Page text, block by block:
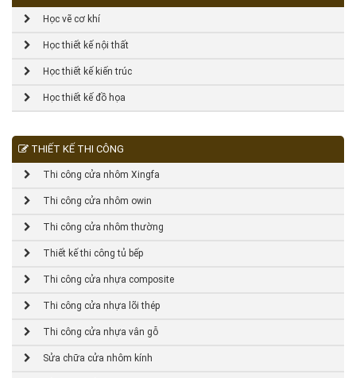
Học vẽ cơ khí
Học thiết kế nội thất
Học thiết kế kiến trúc
Học thiết kế đồ họa
THIẾT KẾ THI CÔNG
Thi công cửa nhôm Xingfa
Thi công cửa nhôm owin
Thi công cửa nhôm thường
Thiết kế thi công tủ bếp
Thi công cửa nhựa composite
Thi công cửa nhựa lõi thép
Thi công cửa nhựa vân gỗ
Sửa chữa cửa nhôm kính